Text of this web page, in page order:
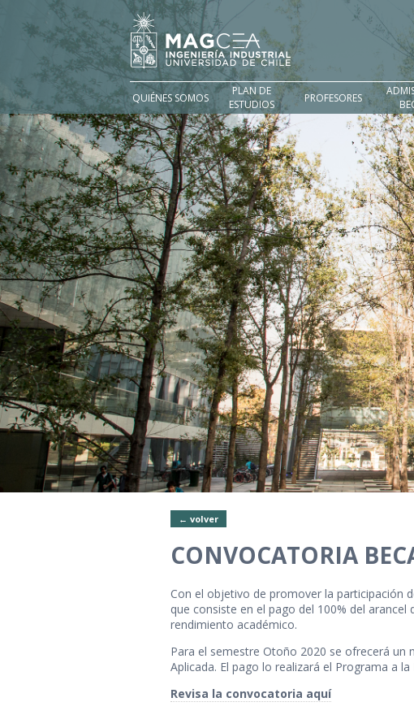
QUIÉNES SOMOS
PLAN DE
ESTUDIOS
PROFESORES
← volver
CONVOCATORIA
Con el objetivo de promover la participación
que consiste en el pago del 100% del
rendimiento académico.
Para el semestre Otoño 2020 se ofrecerá un
Aplicada. El pago lo realizará el Programa a
Revisa la convocatoria aquí